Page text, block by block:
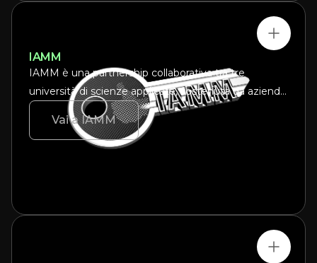
IAMM
IAMM è una partnership collaborativa tra tre
università di scienze applicate, sostenuta da aziende
manifatturiere specializzate, istituti di ricerca e
organizzazioni di rete, che lavorano insieme per
promuovere l'adozione della stampa 3D in metallo.
Vai a IAMM